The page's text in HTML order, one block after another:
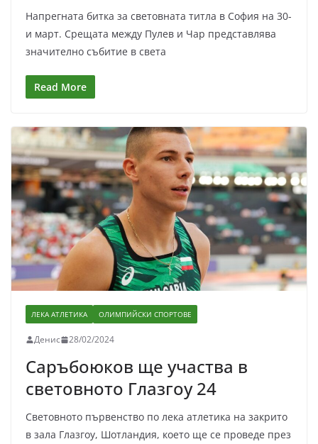
Напрегната битка за световната титла в София на 30-
и март. Срещата между Пулев и Чар представлява
значително събитие в света
Read More
ЛЕКА АТЛЕТИКА ОЛИМПИЙСКИ СПОРТОВЕ
Денис 28/02/2024
Саръбоюков ще участва в
световното Глазгоу 24
Световното първенство по лека атлетика на закрито
в зала Глазгоу, Шотландия, което ще се проведе през